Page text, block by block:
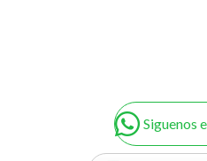
Siguenos